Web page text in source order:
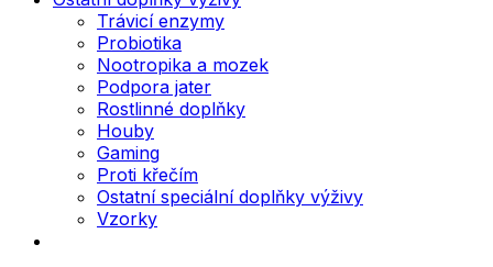
Trávicí enzymy
Probiotika
Nootropika a mozek
Podpora jater
Rostlinné doplňky
Houby
Gaming
Proti křečím
Ostatní speciální doplňky výživy
Vzorky